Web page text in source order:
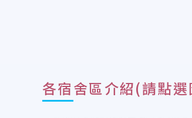
各宿舍區介紹(請點